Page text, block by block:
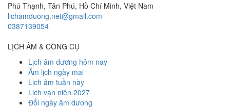
Phú Thạnh, Tân Phú, Hồ Chí Minh, Việt Nam
lichamduong.net@gmail.com
0387139054
LỊCH ÂM & CÔNG CỤ
Lịch âm dương hôm nay
Âm lịch ngày mai
Lịch âm tuần này
Lịch vạn niên 2027
Đổi ngày âm dương